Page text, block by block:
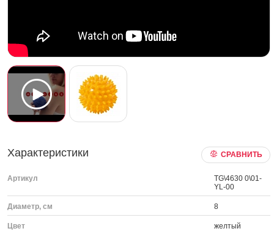
Характеристики СРАВНИТЬ
Артикул
TG\4630 0\01-
YL-00
Диаметр, см 8
Цвет желтый